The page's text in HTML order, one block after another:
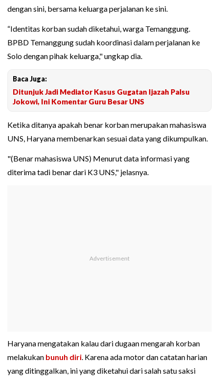
dengan sini, bersama keluarga perjalanan ke sini.
“Identitas korban sudah diketahui, warga Temanggung.
BPBD Temanggung sudah koordinasi dalam perjalanan ke
Solo dengan pihak keluarga," ungkap dia.
Baca Juga:
Ditunjuk Jadi Mediator Kasus Gugatan Ijazah Palsu
Jokowi, Ini Komentar Guru Besar UNS
Ketika ditanya apakah benar korban merupakan mahasiswa
UNS, Haryana membenarkan sesuai data yang dikumpulkan.
"(Benar mahasiswa UNS) Menurut data informasi yang
diterima tadi benar dari K3 UNS," jelasnya.
Haryana mengatakan kalau dari dugaan mengarah korban
melakukan bunuh diri. Karena ada motor dan catatan harian
yang ditinggalkan, ini yang diketahui dari salah satu saksi